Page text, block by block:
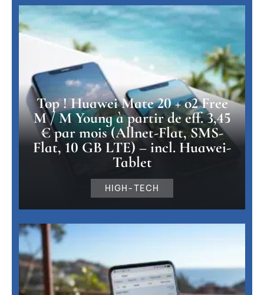
Top ! Huawei Mate 20 + o2 Free
M / M Young à partir de eff. 3,45
€ par mois (Allnet-Flat, SMS-
Flat, 10 GB LTE) – incl. Huawei-
Tablet
HIGH-TECH